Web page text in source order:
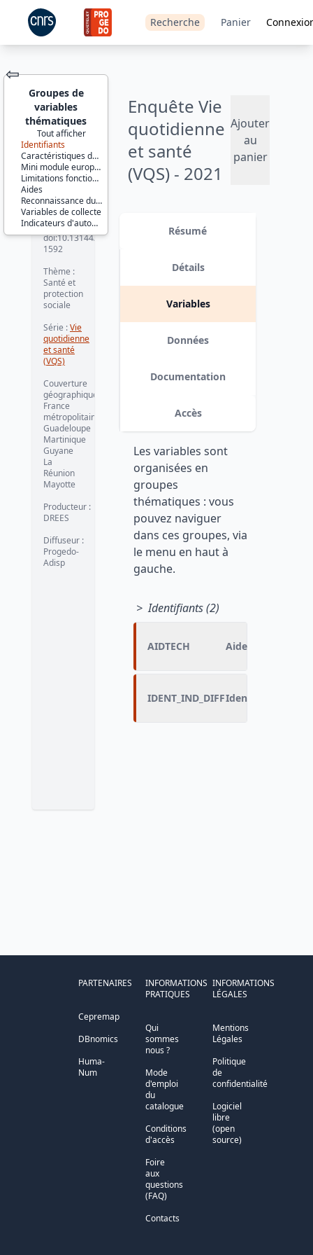
Recherche Panier
JEU DE
DONNÉES
Enquête Vie
quotidienne
et santé
(VQS) - 2021
Ajouter
au
panier
⇦
Groupes de
variables
thématiques
Tout afficher
Identifiants
Caractéristiques de la personne
Mini module européen
Limitations fonctionnelles et restrictions d'activité dans la vie quotidienne
Aides
Reconnaissance du handicap
Variables de collecte
Indicateurs d'autonomie
Identifiants :
lil-1592
doi:10.13144/lil-
1592
Thème :
Santé et
protection
sociale
Série :Vie
quotidienne
et santé
(VQS)
Couverture
géographique :
France
métropolitaine
Guadeloupe
Martinique
Guyane
La
Réunion
Mayotte
Producteur :
DREES
Diffuseur :
Progedo-
Adisp
Résumé
Détails
Variables
Données
Documentation
Accès
Les variables sont
organisées en
groupes
thématiques : vous
pouvez naviguer
dans ces groupes, via
le menu en haut à
gauche.
> Identifiants (2)
AIDTECH Aide technique
IDENT_IND_DIFFIdentifiant
PARTENAIRES
Cepremap
DBnomics
Huma-
Num
INFORMATIONS
PRATIQUES
Qui
sommes
nous ?
Mode
d'emploi
du
catalogue
Conditions
d'accès
Foire
aux
questions
(FAQ)
Contacts
INFORMATIONS
LÉGALES
Mentions
Légales
Politique
de
confidentialité
Logiciel
libre
(open
source)